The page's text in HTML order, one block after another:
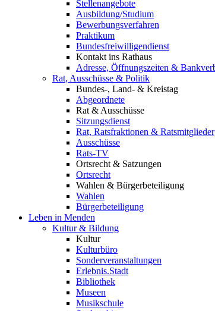
Stellenangebote
Ausbildung/Studium
Bewerbungsverfahren
Praktikum
Bundesfreiwilligendienst
Kontakt ins Rathaus
Adresse, Öffnungszeiten &
Rat, Ausschüsse & Politik
Bundes-, Land- & Kreistag
Abgeordnete
Rat & Ausschüsse
Sitzungsdienst
Rat, Ratsfraktionen & Ratsmitglieder
Ausschüsse
Rats-TV
Ortsrecht & Satzungen
Ortsrecht
Wahlen & Bürgerbeteiligung
Wahlen
Bürgerbeteiligung
Leben in Menden
Kultur & Bildung
Kultur
Kulturbüro
Sonderveranstaltungen
Erlebnis.Stadt
Bibliothek
Museen
Musikschule